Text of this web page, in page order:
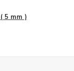
5 mm )